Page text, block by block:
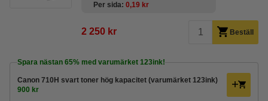
Per sida 0,19 kr
2 250 kr Beställ
Spara nästan 65% med varumärket 123ink!
Canon 710H svart toner hög kapacitet (varumärket 123ink)
900 kr